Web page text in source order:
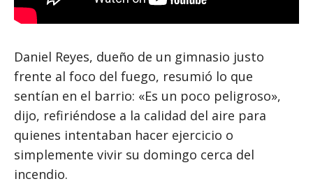
Daniel Reyes, dueño de un gimnasio justo
frente al foco del fuego, resumió lo que
sentían en el barrio: «Es un poco peligroso»,
dijo, refiriéndose a la calidad del aire para
quienes intentaban hacer ejercicio o
simplemente vivir su domingo cerca del
incendio.